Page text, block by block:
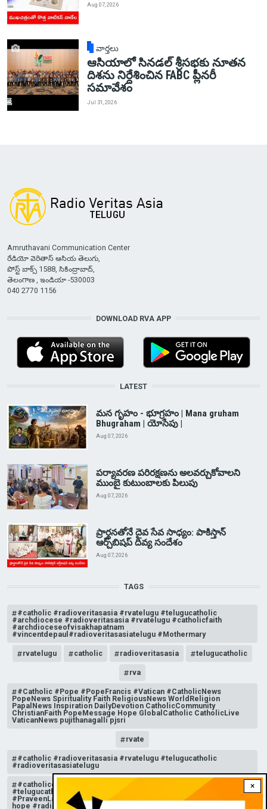
Aug 07, 2026
వార్తలు
ఆసియాలో సినడల్ శ్రీసభకు నూతన
దిశను నిర్దేశించిన FABC ప్లీనరీ
సమావేశం
Jul 31, 2026
×
Amruthavani Communication Center
రేడియో వెరితాస్ ఆసియ తెలుగు,
పోస్ట్ బాక్స్ 1588, సికింద్రాబాద్,
తెలంగాణ , ఇండియా -530003
040 2770 1156
DOWNLOAD RVA APP
LATEST
మన గృహం - భూగ్రహం | Mana gruham
Bhugraham | యోసేపు |
Aug 07, 2026
పర్యావరణ పరిరక్షణను అలవర్చుకోవాలని
ముంబై కుటుంబాలకు పిలుపు
Aug 07, 2026
ప్రార్థనతోనే దైవ సేవ సాధ్యం: పాకిస్తాన్‌
ఆర్చ్‌బిషప్ దివ్య సందేశం
Aug 07, 2026
TAGS
#catholic #radioveritasasia #rvatelugu #telugucatholic
#archdiocese #radioveritasasia #rvatelugu #catholicfaith
#archdioceseofvisakhapatnam
#vincentdepaul#radioveritasasiatelugu #Mothermary
rvatelugu catholic radioveritasasia telugucatholic
rva
#Catholic #Pope #PopeFrancis #Vatican #CatholicNews
PopeNews Spirituality Faith ReligiousNews WorldReligion
PapalNews Inspiration DailyDevotion CatholicCommunity
ChristianFaith PopeMessage Hope GlobalCatholic CatholicLive
VaticanNews pujithanagalli pjsri
rvate
#catholic #radioveritasasia #rvatelugu #telugucatholic
#radioveritasasiatelugu
#catholicchurchnews #catholictelugu #telugucatholic
#telugucatholicchurch #radioveritasasia #rvatelugu
#PraveenLakkisetti #reflection #advent #christmas #messageof
hope #radioveritas #rvatelugu #viral #insta